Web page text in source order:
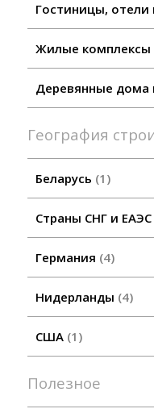
Гостиницы, отели
Жилые комплексы
Деревянные дома
География
Беларусь 1
Страны СНГ и ЕАЭС
Германия 4
Нидерланды 4
США 1
Полезное